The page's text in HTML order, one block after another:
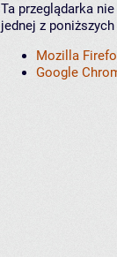
Ta przeglądarka
jednej z
Mozilla
Google